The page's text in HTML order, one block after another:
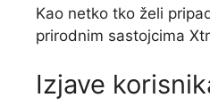
Kao netko tko želi
prirodnim sastojcima
Izjave